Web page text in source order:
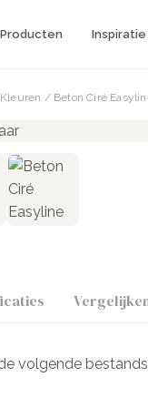
Producten Inspiratie
/ Beton Ciré
volgende